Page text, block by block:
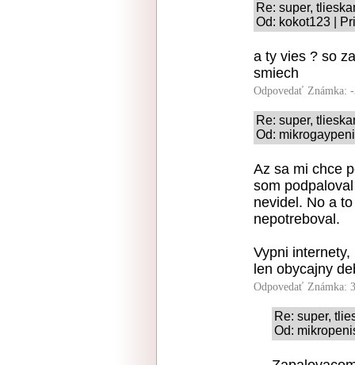
Re: super,
Od: kokot123 |
a ty vies ? so
smiech
Odpovedať Známka:
Re: super,
Od:
Az sa mi chce
som
nevidel. No a
nepotreboval.
Vypni
len obycajny
Odpovedať Známka:
Re: super,
Od: